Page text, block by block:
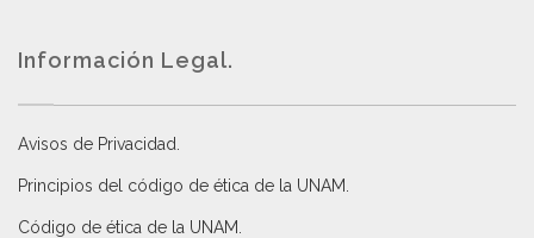
Información Legal.
Avisos de Privacidad
Principios del código de ética de la UNAM
Código de ética de la UNAM